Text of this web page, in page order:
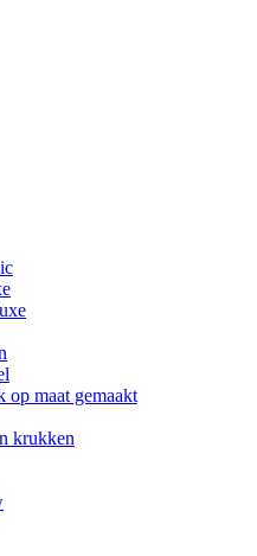
op maat gemaakt
krukken